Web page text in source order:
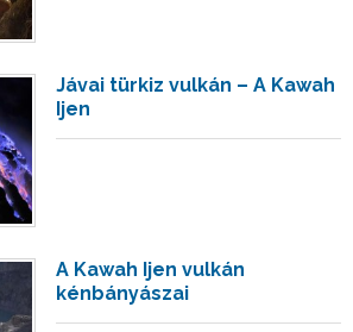
Jávai türkiz vulkán – A Kawah
Ijen
A Kawah Ijen vulkán
kénbányászai